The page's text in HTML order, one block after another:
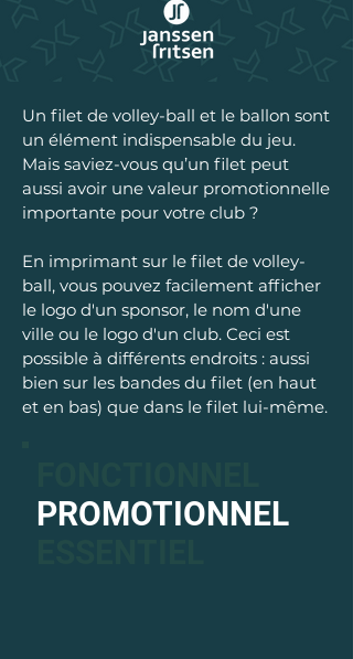
Un filet de volley-ball et le ballon sont
un élément indispensable du jeu.
Mais saviez-vous qu’un filet peut
aussi avoir une valeur promotionnelle
importante pour votre club ?
En imprimant sur le filet de volley-
ball, vous pouvez facilement afficher
le logo d'un sponsor, le nom d'une
ville ou le logo d'un club. Ceci est
possible à différents endroits : aussi
bien sur les bandes du filet (en haut
et en bas) que dans le filet lui-même.
PROMOTIONNEL